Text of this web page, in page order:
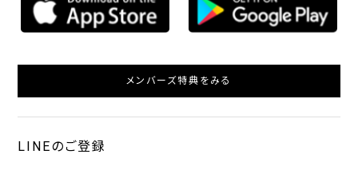
メンバーズ特典をみる
LINEのご登録